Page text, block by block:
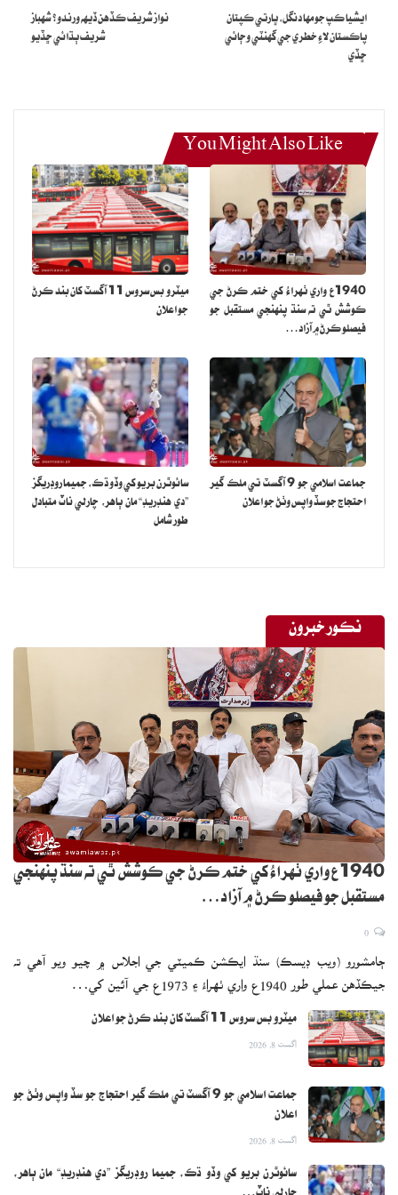
سريلنڪا جي شهر ڪينڊي جي ميدان پاليڪيلي ۾ کيڏيو ويندو.
ايشيا ڪپ جو مها دنگل، ڀارتي ڪپتان
پاڪستان لاءِ خطري جي گهنٽي وڄائي
ڇڏي
نواز شريف ڪڏهن ڏيهه ورندو؟ شهباز
شريف ٻڌائي ڇڏيو
You Might Also Like
1940ع واري ٺهراءُ کي ختم ڪرڻ جي
ڪوشش ٿي ته سنڌ پنهنجي مستقبل جو
فيصلو ڪرڻ ۾ آزاد…
ميٽرو بس سروس 11 آگسٽ کان بند ڪرڻ
جو اعلان
جماعت اسلامي جو 9 آگسٽ تي ملڪ گير
احتجاج جو سڏ واپس وٺڻ جو اعلان
سائوٿرن بريو کي وڏو ڌڪ، جميما روڊريگز
”دي هنڊريڊ“ مان ٻاهر، چارلي ناٽ متبادل
طور شامل
نڪور خبرون
1940ع واري ٺهراءُ کي ختم ڪرڻ جي ڪوشش ٿي ته سنڌ پنهنجي
مستقبل جو فيصلو ڪرڻ ۾ آزاد…
ڄامشورو (ويب ڊيسڪ) سنڌ ايڪشن ڪميٽي جي اجلاس ۾ چيو ويو آهي ته
جيڪڏهن عملي طور 1940ع واري ٺهراءُ ۽ 1973ع جي آئين کي…
ميٽرو بس سروس 11 آگسٽ کان بند ڪرڻ جو اعلان
اگست 8, 2026
جماعت اسلامي جو 9 آگسٽ تي ملڪ گير احتجاج جو سڏ واپس وٺڻ جو
اعلان
اگست 8, 2026
سائوٿرن بريو کي وڏو ڌڪ، جميما روڊريگز ”دي هنڊريڊ“ مان ٻاهر،